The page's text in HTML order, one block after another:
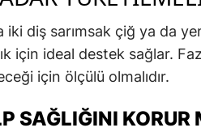
iki diş sarımsak çiğ ya da
için ideal destek sağlar.
için ölçülü olmalıdır.
SAĞLIĞINI KORUR